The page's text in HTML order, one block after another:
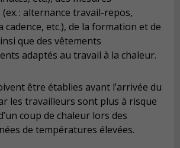
: alternance travail-repos,
cadence, etc.), de la formation et de
que des vêtements
adaptés au travail à la chaleur.
être établies avant l’arrivée du
les travailleurs sont plus à risque
coup de chaleur lors des
de températures élevées.